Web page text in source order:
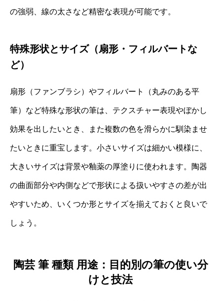
の強弱、線の太さなど精密な表現が可能です。
特殊形状とサイズ（扇形・フィルバートな
ど）
扇形（ファンブラシ）やフィルバート（丸みのある平
筆）など特殊な形状の筆は、テクスチャー表現やぼかし
効果を出したいとき、また複数の色を滑らかに馴染ませ
たいときに重宝します。小さいサイズは細かい模様に、
大きいサイズは背景や釉薬の厚塗りに使われます。陶器
の曲面部分や内側などで形状による扱いやすさの差が出
やすいため、いくつか形とサイズを揃えておくと良いで
しょう。
陶芸 筆 種類 用途：目的別の筆の使い分
けと技法